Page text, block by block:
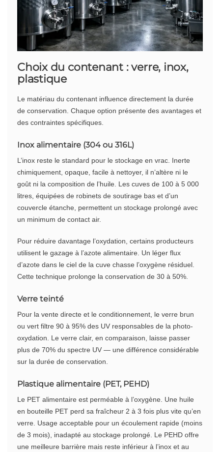
Choix du contenant : verre, inox,
plastique
Le matériau du contenant influence directement la durée
de conservation. Chaque option présente des avantages et
des contraintes spécifiques.
Inox alimentaire (304 ou 316L)
L’inox reste le standard pour le stockage en vrac. Inerte
chimiquement, opaque, facile à nettoyer, il n’altère ni le
goût ni la composition de l’huile. Les cuves de 100 à 5 000
litres, équipées de robinets de soutirage bas et d’un
couvercle étanche, permettent un stockage prolongé avec
un minimum de contact air.
Pour réduire davantage l’oxydation, certains producteurs
utilisent le gazage à l’azote alimentaire. Un léger flux
d’azote dans le ciel de la cuve chasse l’oxygène résiduel.
Cette technique prolonge la conservation de 30 à 50%.
Verre teinté
Pour la vente directe et le conditionnement, le verre brun
ou vert filtre 90 à 95% des UV responsables de la photo-
oxydation. Le verre clair, en comparaison, laisse passer
plus de 70% du spectre UV — une différence considérable
sur la durée de conservation.
Plastique alimentaire (PET, PEHD)
Le PET alimentaire est perméable à l’oxygène. Une huile
en bouteille PET perd sa fraîcheur 2 à 3 fois plus vite qu’en
verre. Usage acceptable pour un écoulement rapide (moins
de 3 mois), inadapté au stockage prolongé. Le PEHD offre
une meilleure barrière mais reste inférieur à l’inox et au